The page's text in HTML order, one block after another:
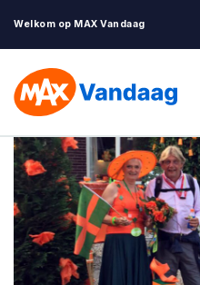
Welkom op MAX Vandaag